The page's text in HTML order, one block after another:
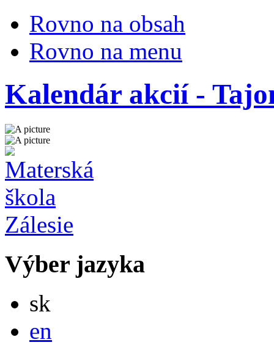
Rovno na obsah
Rovno na menu
Kalendár akcií -
Výber jazyka
sk
en